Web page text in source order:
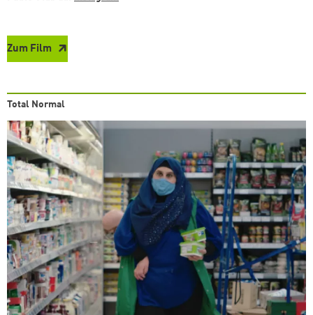
Zum Film
Total Normal